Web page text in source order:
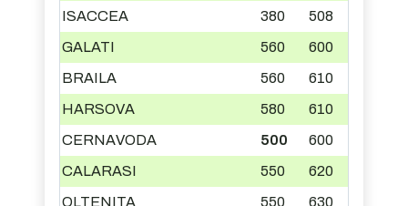
ISACCEA
380
508
GALATI
560
600
BRAILA
560
610
HARSOVA
580
610
CERNAVODA
500
600
CALARASI
550
620
OLTENITA
550 630